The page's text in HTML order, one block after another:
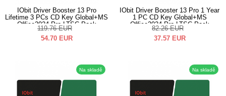
IObit Driver Booster 13 Pro
Lifetime 3 PCs CD Key Global+MS
Office2024 Pro LTSC Pack
119.76 EUR
54.70 EUR
IObit Driver Booster 13 Pro 1 Year
1 PC CD Key Global+MS
Office2024 Pro LTSC Pack
82.26 EUR
37.57 EUR
Na skladě Na skladě